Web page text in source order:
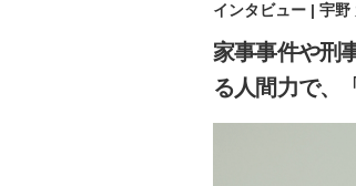
インタビュー | 宇
家事事件や刑
る人間力で、